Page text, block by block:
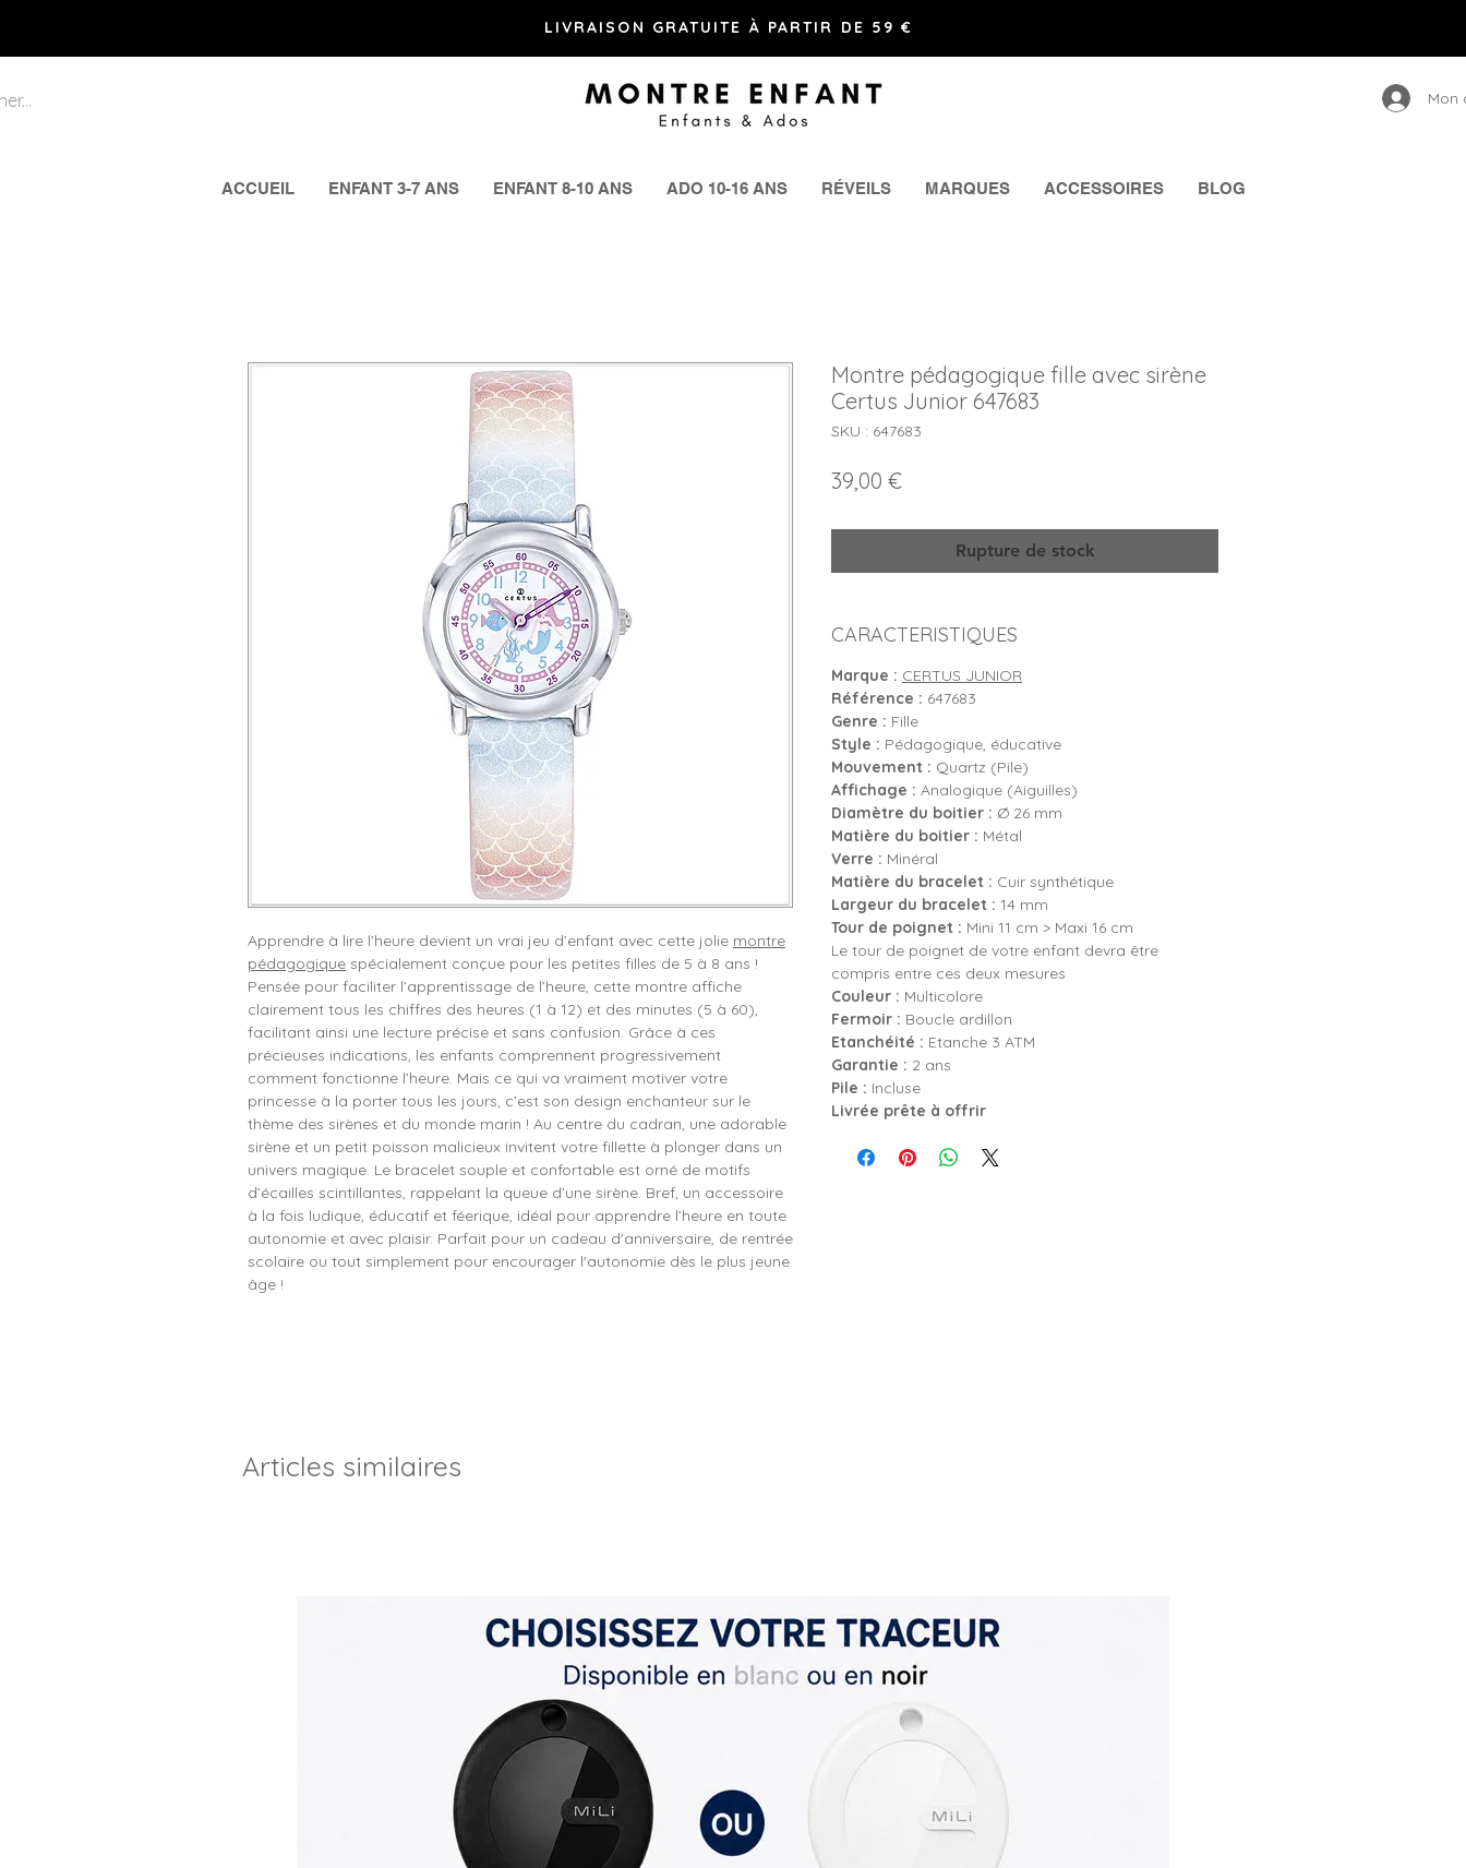
LIVRAISON GRATUITE À PARTIR DE 59 €
Mon
ACCUEIL ENFANT 3-7 ANS ENFANT 8-10 ANS ADO 10-16 ANS RÉVEILS MARQUES ACCESSOIRES BLOG
Apprendre à lire l’heure devient un vrai jeu d’enfant avec cette jolie montre
pédagogique spécialement conçue pour les petites filles de 5 à 8 ans !
Pensée pour faciliter l’apprentissage de l’heure, cette montre affiche
clairement tous les chiffres des heures (1 à 12) et des minutes (5 à 60),
facilitant ainsi une lecture précise et sans confusion. Grâce à ces
précieuses indications, les enfants comprennent progressivement
comment fonctionne l’heure. Mais ce qui va vraiment motiver votre
princesse à la porter tous les jours, c’est son design enchanteur sur le
thème des sirènes et du monde marin ! Au centre du cadran, une adorable
sirène et un petit poisson malicieux invitent votre fillette à plonger dans un
univers magique. Le bracelet souple et confortable est orné de motifs
d’écailles scintillantes, rappelant la queue d’une sirène. Bref, un accessoire
à la fois ludique, éducatif et féerique, idéal pour apprendre l’heure en toute
autonomie et avec plaisir. Parfait pour un cadeau d'anniversaire, de rentrée
scolaire ou tout simplement pour encourager l'autonomie dès le plus jeune
âge !
Montre pédagogique fille avec sirène
Certus Junior 647683
SKU : 647683
39,00 €Prix
Rupture de stock
CARACTERISTIQUES
Marque : CERTUS JUNIOR
Référence : 647683
Genre : Fille
Style : Pédagogique, éducative
Mouvement : Quartz (Pile)
Affichage : Analogique (Aiguilles)
Diamètre du boitier : Ø 26 mm
Matière du boitier : Métal
Verre : Minéral
Matière du bracelet : Cuir synthétique
Largeur du bracelet : 14 mm
Tour de poignet : Mini 11 cm > Maxi 16 cm
Le tour de poignet de votre enfant devra être
compris entre ces deux mesures
Couleur : Multicolore
Fermoir : Boucle ardillon
Etanchéité : Etanche 3 ATM
Garantie : 2 ans
Pile : Incluse
Livrée prête à offrir
Articles similaires